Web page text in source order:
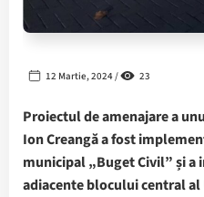
12 Martie, 2024 / 23
Proiectul de amenajare a
Ion Creangă a fost
municipal „Buget Civil” și a
adiacente blocului central